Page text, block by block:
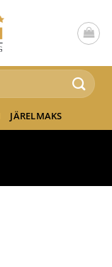
JÄRELMAKS